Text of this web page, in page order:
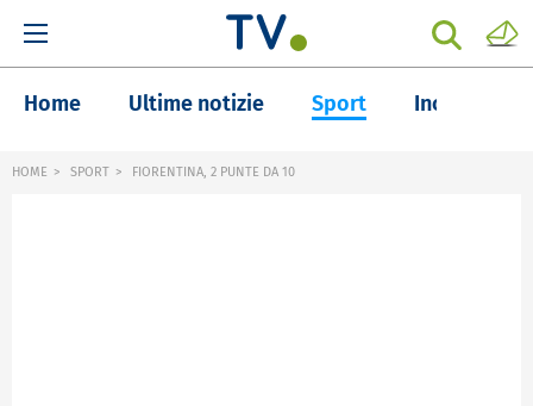
Home Ultime notizie Sport Inchieste
HOME SPORT FIORENTINA, 2 PUNTE DA 10